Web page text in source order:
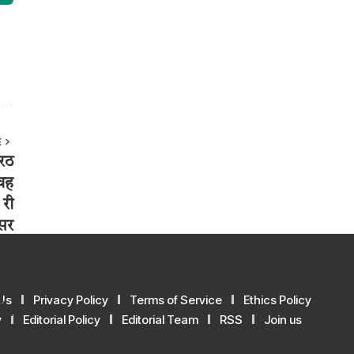
Privacy Policy Terms of Service
Ethics Policy
Editorial Policy Editorial Team RSS Join us